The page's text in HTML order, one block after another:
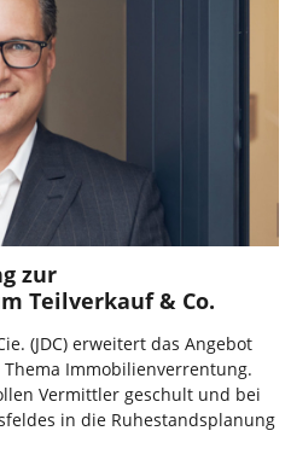
zur
Teilverkauf & Co.
(JDC) erweitert das Angebot
Immobilienverrentung.
Vermittler geschult und bei
in die Ruhestandsplanung